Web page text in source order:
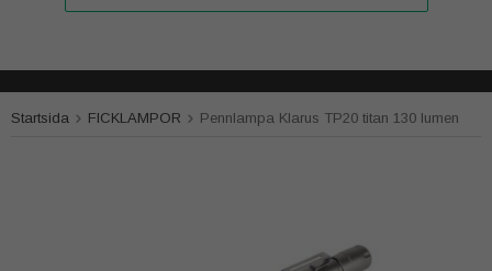
Startsida FICKLAMPOR Pennlampa Klarus TP20 titan 130 lumen